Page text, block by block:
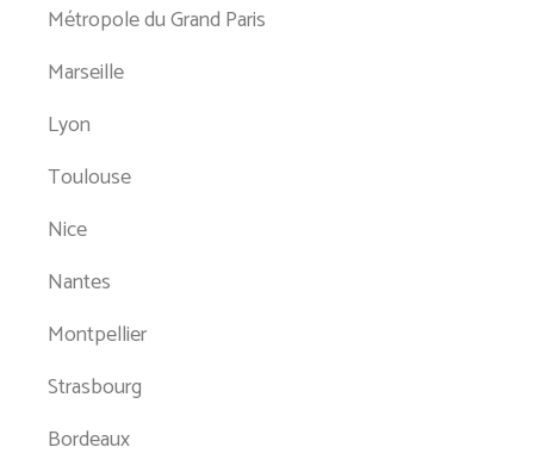
Métropole du Grand Paris
Marseille
Lyon
Toulouse
Nice
Nantes
Montpellier
Strasbourg
Bordeaux